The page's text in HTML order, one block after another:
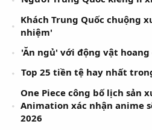
Ngay từ khi công bố sự tham gia
đã thu hút sự quan tâm lớn từ
Việc Go Yoon-jung xác nhận gia
khiến sức nóng của bộ phim tăng
lần đầu tiên cô có cơ hội diễn xuất
Dù thông tin về nhân vật của Go
nhiều nguồn tin cho biết cô sẽ
Khách Trung Quốc chuộng
nhiệm'
'Ăn ngủ' với động vật hoang
Top 25 tiền tệ hay nhất
One Piece công bố lịch sản
Animation xác nhận anime
2026